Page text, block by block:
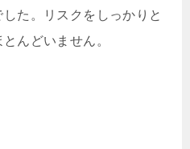
た。リスクをしっかりと
んどいません。